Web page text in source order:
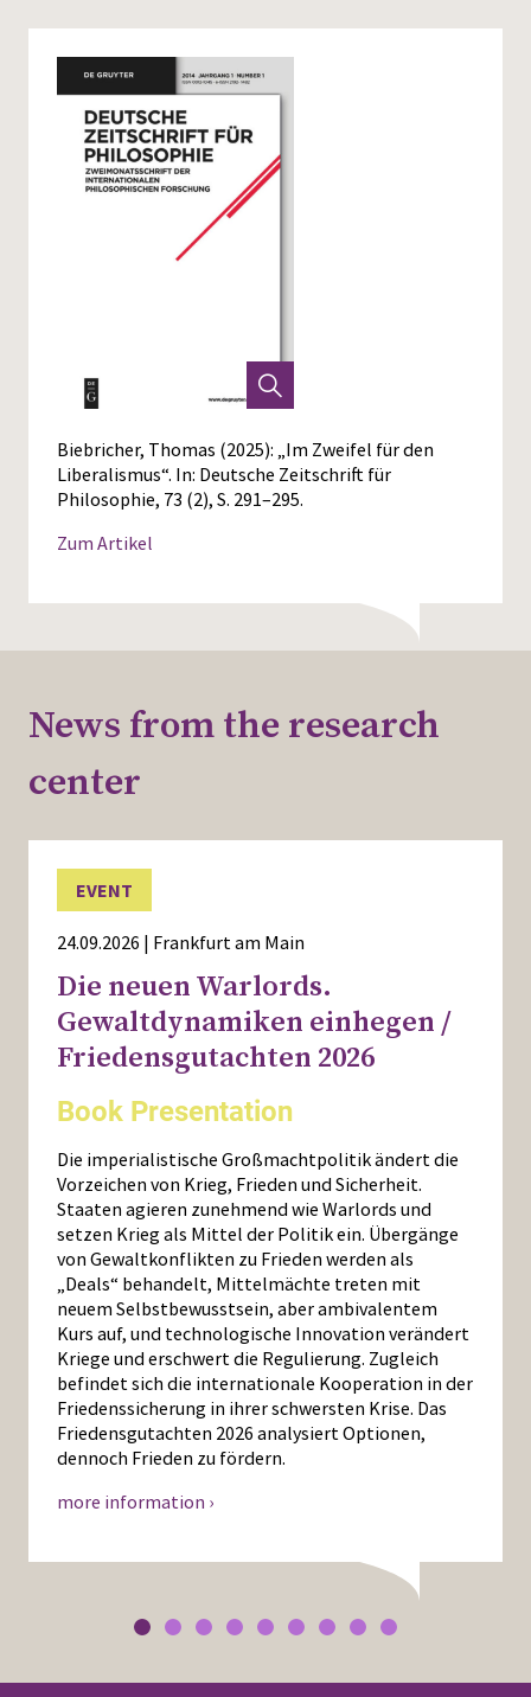
Biebricher, Thomas (2025): „Im Zweifel für den
Liberalismus“. In: Deutsche Zeitschrift für
Philosophie, 73 (2), S. 291–295.
Zum Artikel
News from the research
center
EVENT
24.09.2026 | Frankfurt am Main
Die neuen Warlords.
Gewaltdynamiken einhegen /
Friedensgutachten 2026
Book Presentation
Die imperialistische Großmachtpolitik ändert die
Vorzeichen von Krieg, Frieden und Sicherheit.
Staaten agieren zunehmend wie Warlords und
setzen Krieg als Mittel der Politik ein. Übergänge
von Gewaltkonflikten zu Frieden werden als
„Deals“ behandelt, Mittelmächte treten mit
neuem Selbstbewusstsein, aber ambivalentem
Kurs auf, und technologische Innovation verändert
Kriege und erschwert die Regulierung. Zugleich
befindet sich die internationale Kooperation in der
Friedenssicherung in ihrer schwersten Krise. Das
Friedensgutachten 2026 analysiert Optionen,
dennoch Frieden zu fördern.
more information ›